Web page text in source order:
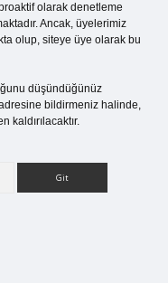
olarak denetleme
Ancak, üyelerimiz
olup, siteye üye olarak bu
düşündüğünüz
bildirmeniz halinde,
kaldırılacaktır.